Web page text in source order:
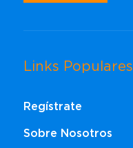
Links Populares
Regístrate
Sobre Nosotros